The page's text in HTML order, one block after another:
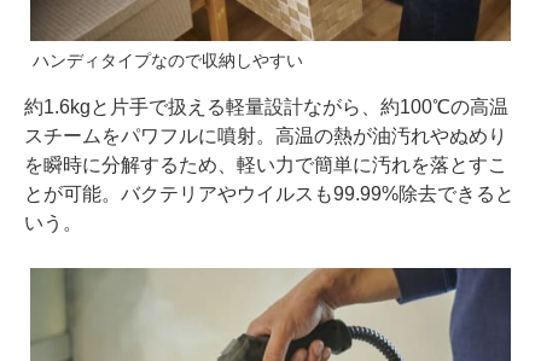
ハンディタイプなので収納しやすい
約1.6kgと片手で扱える軽量設計ながら、約100℃の高温
スチームをパワフルに噴射。高温の熱が油汚れやぬめり
を瞬時に分解するため、軽い力で簡単に汚れを落とすこ
とが可能。バクテリアやウイルスも99.99%除去できると
いう。